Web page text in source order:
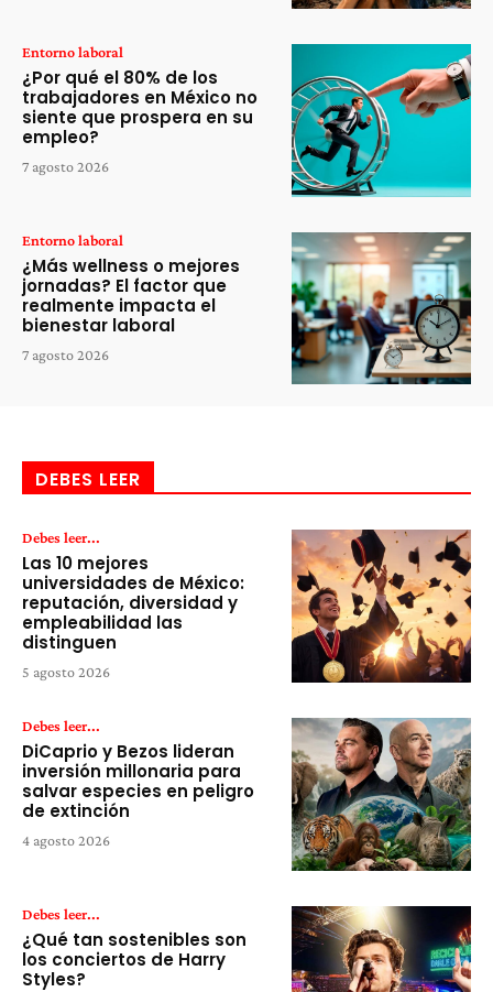
Entorno laboral
¿Por qué el 80% de los
trabajadores en México no
siente que prospera en su
empleo?
7 agosto 2026
Entorno laboral
¿Más wellness o mejores
jornadas? El factor que
realmente impacta el
bienestar laboral
7 agosto 2026
DEBES LEER
Debes leer...
Las 10 mejores
universidades de México:
reputación, diversidad y
empleabilidad las
distinguen
5 agosto 2026
Debes leer...
DiCaprio y Bezos lideran
inversión millonaria para
salvar especies en peligro
de extinción
4 agosto 2026
Debes leer...
¿Qué tan sostenibles son
los conciertos de Harry
Styles?